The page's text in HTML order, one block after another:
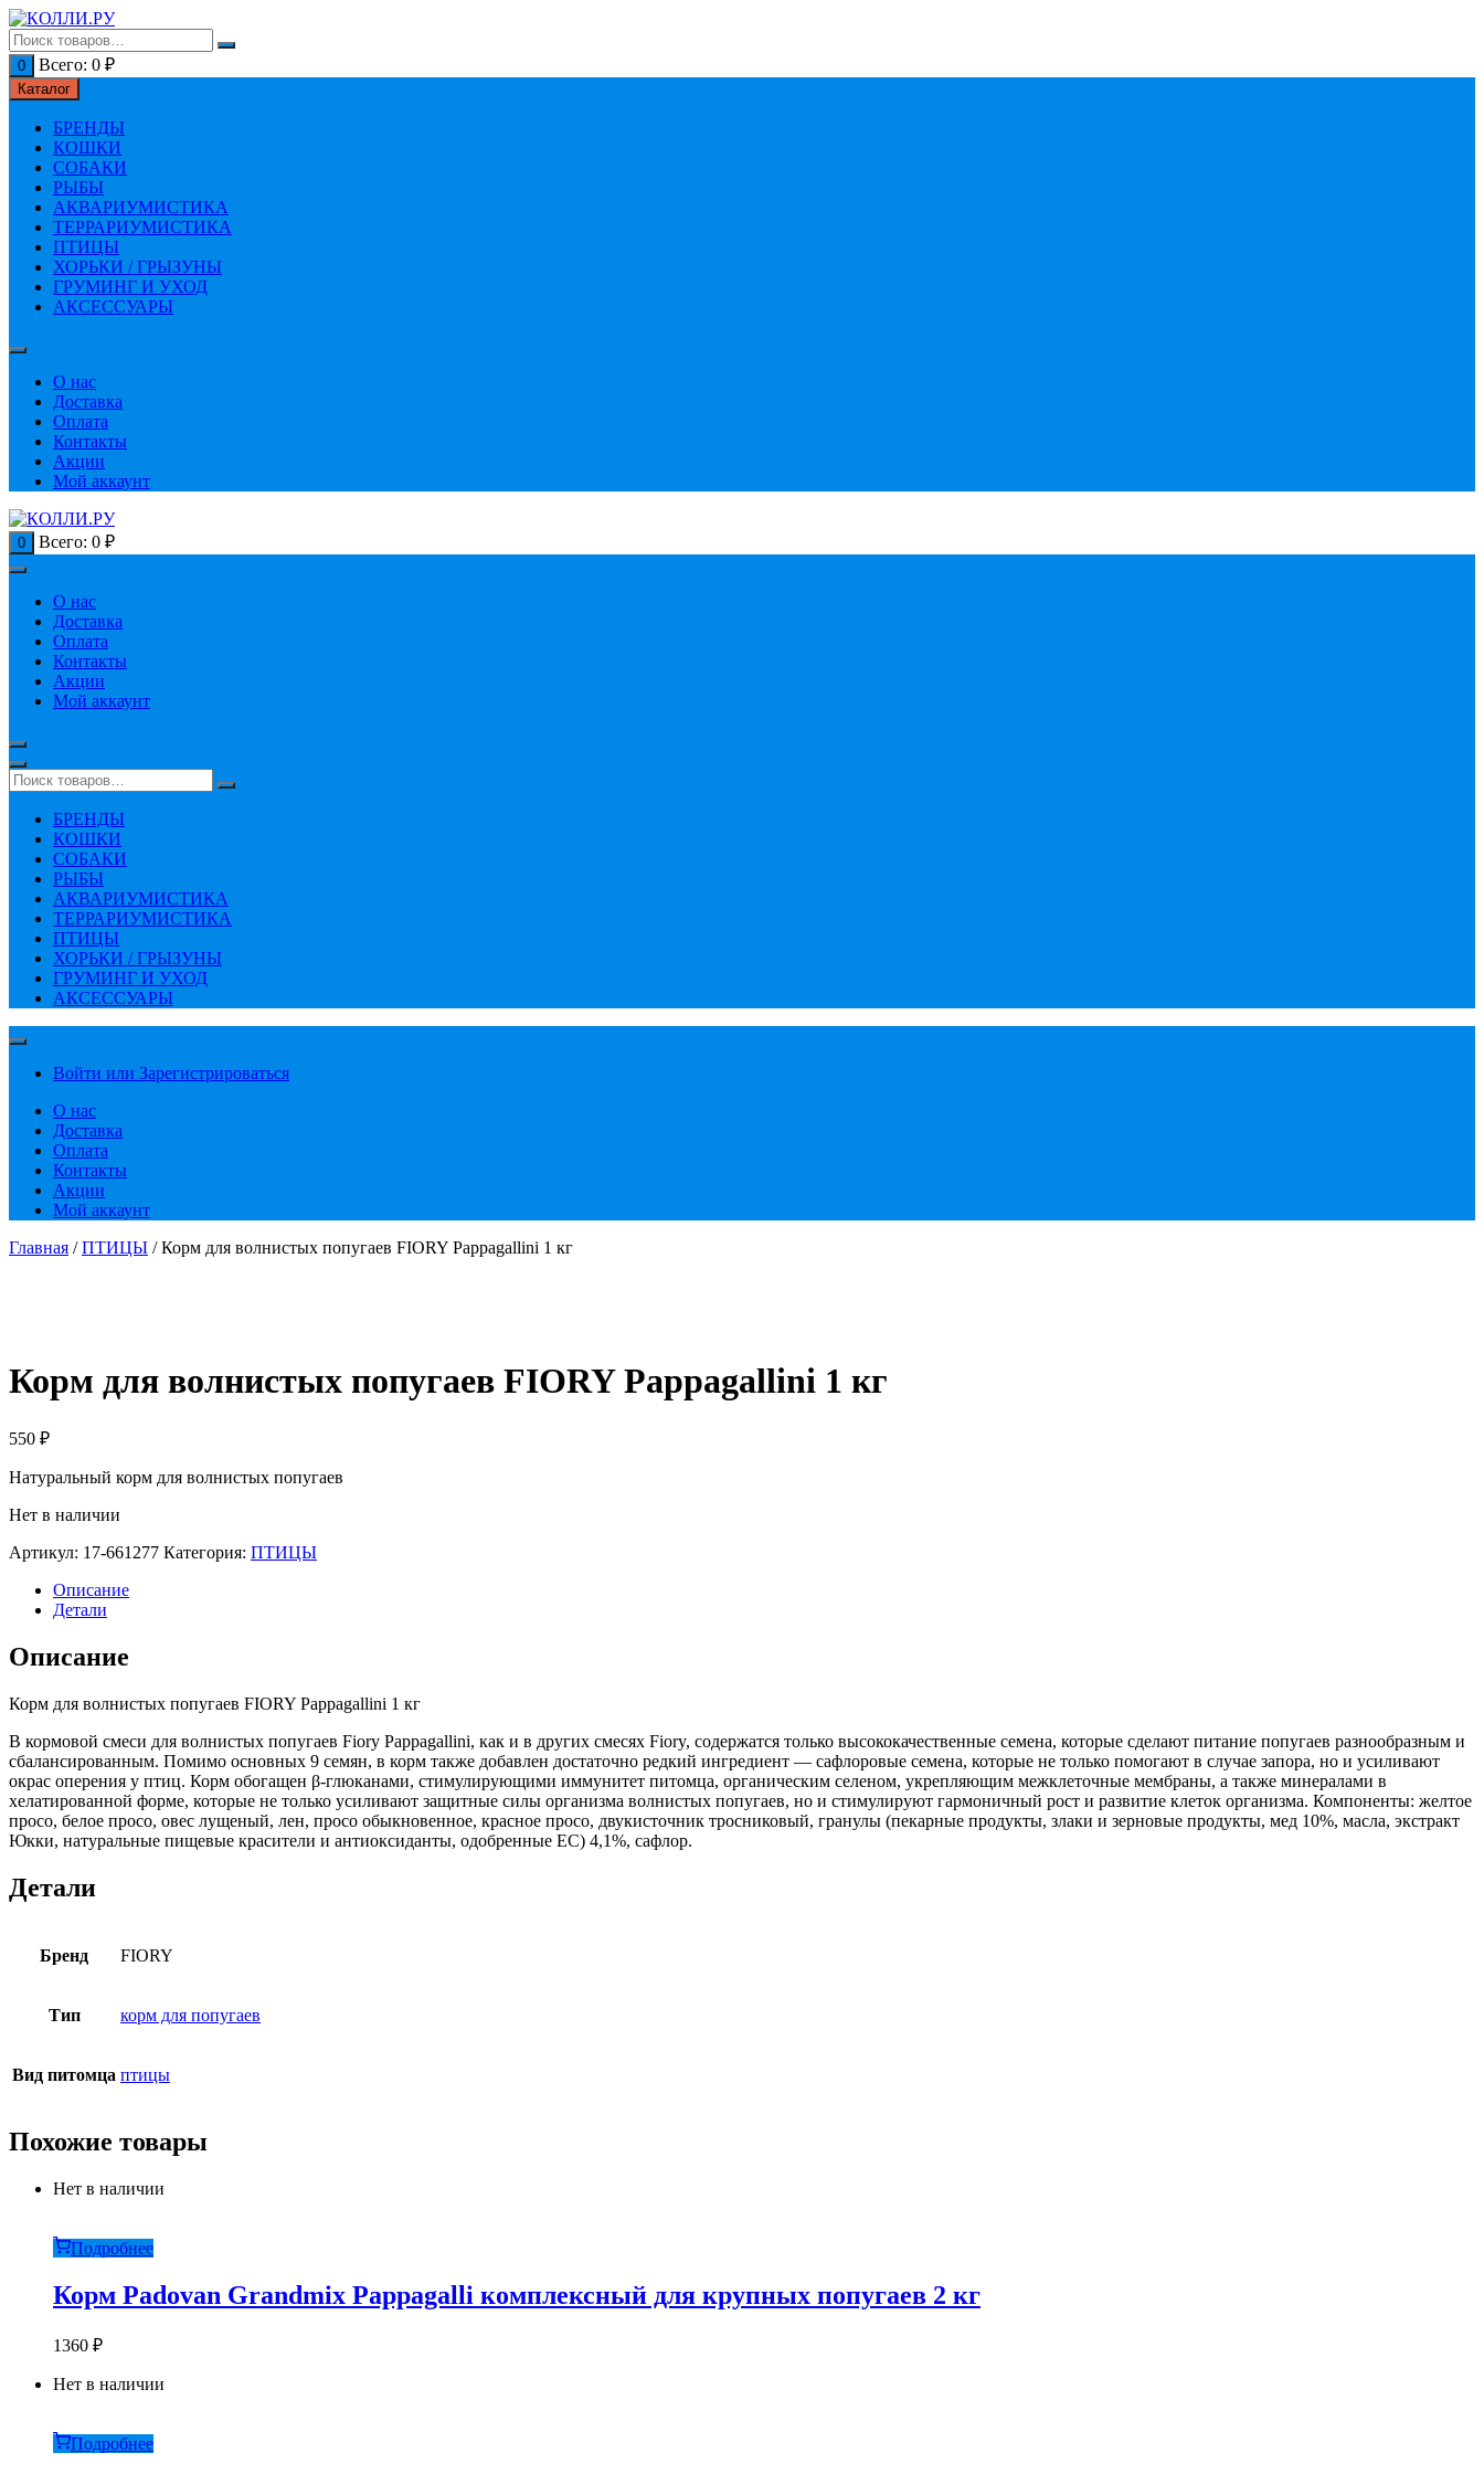
Перейти
к
содержимому
0 Всего: 0 ₽
Каталог
БРЕНДЫ
КОШКИ
СОБАКИ
РЫБЫ
АКВАРИУМИСТИКА
ТЕРРАРИУМИСТИКА
ПТИЦЫ
ХОРЬКИ / ГРЫЗУНЫ
ГРУМИНГ И УХОД
АКСЕССУАРЫ
О нас
Доставка
Оплата
Контакты
Акции
Мой аккаунт
0 Всего: 0 ₽
О нас
Доставка
Оплата
Контакты
Акции
Мой аккаунт
БРЕНДЫ
КОШКИ
СОБАКИ
РЫБЫ
АКВАРИУМИСТИКА
ТЕРРАРИУМИСТИКА
ПТИЦЫ
ХОРЬКИ / ГРЫЗУНЫ
ГРУМИНГ И УХОД
АКСЕССУАРЫ
Войти или Зарегистрироваться
О нас
Доставка
Оплата
Контакты
Акции
Мой аккаунт
Главная /ПТИЦЫ / Корм для волнистых попугаев FIORY Pappagallini 1 кг
Корм для волнистых попугаев FIORY Pappagallini 1 кг
550 ₽
Натуральный корм для волнистых попугаев
Нет в наличии
Артикул: 17-661277 Категория: ПТИЦЫ
Описание
Детали
Описание
Корм для волнистых попугаев FIORY Pappagallini 1 кг
В кормовой смеси для волнистых попугаев Fiory Pappagallini, как и в других смесях Fiory, содержатся только высококачественные семена, которые сделают питание попугаев разнообразным и
сбалансированным. Помимо основных 9 семян, в корм также добавлен достаточно редкий ингредиент — сафлоровые семена, которые не только помогают в случае запора, но и усиливают
окрас оперения у птиц. Корм обогащен β-глюканами, стимулирующими иммунитет питомца, органическим селеном, укрепляющим межклеточные мембраны, а также минералами в
хелатированной форме, которые не только усиливают защитные силы организма волнистых попугаев, но и стимулируют гармоничный рост и развитие клеток организма. Компоненты: желтое
просо, белое просо, овес лущеный, лен, просо обыкновенное, красное просо, двукисточник тросниковый, гранулы (пекарные продукты, злаки и зерновые продукты, мед 10%, масла, экстракт
Юкки, натуральные пищевые красители и антиоксиданты, одобренные ЕС) 4,1%, сафлор.
Детали
Бренд FIORY
Тип корм для попугаев
Вид питомца птицы
Похожие товары
Нет в наличии
Подробнее
Корм Padovan Grandmix Pappagalli комплексный для крупных попугаев 2 кг
1360 ₽
Нет в наличии
Подробнее